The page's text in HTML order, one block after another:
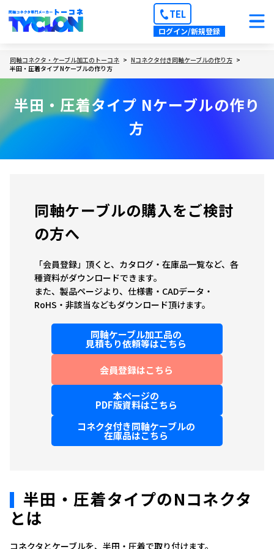
TEL
ログイン/新規登録
同軸コネクタ・ケーブル加工のトーコネ
Nコネクタ付き同軸ケーブルの作り方
半田・圧着タイプ Nケーブルの作り方
半田・圧着タイプ Nケーブルの作り
方
同軸ケーブルの購入をご検討
の方へ
「会員登録」頂くと、カタログ・在庫品一覧など、各
種資料がダウンロードできます。
また、製品ページより、仕様書・CADデータ・
RoHS・非該当などもダウンロード頂けます。
同軸ケーブル加工品の
見積もり依頼等はこちら
会員登録はこちら
本ページの
PDF版資料はこちら
コネクタ付き同軸ケーブルの
在庫品はこちら
半田・圧着タイプのNコネクタ
とは
コネクタとケーブルを、半田・圧着で取り付けます。